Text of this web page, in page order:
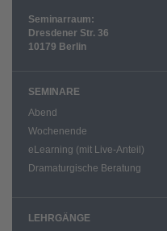
Seminarraum:
Dresdener Str. 36
10179 Berlin
SEMINARE
Abend
Wochenende
eLearning (mit Live-Anteil)
Dramaturgische Beratung
LEHRGÄNGE